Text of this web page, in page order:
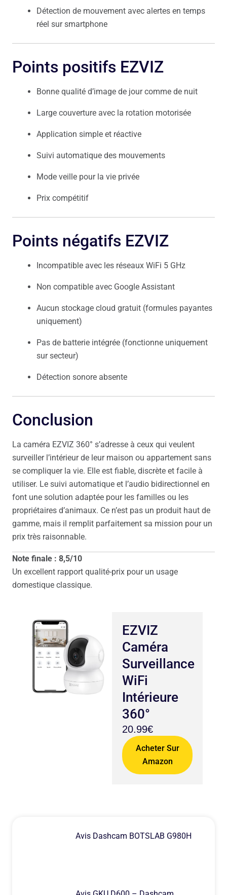
Détection de mouvement avec alertes en temps
réel sur smartphone
Points positifs EZVIZ
Bonne qualité d’image de jour comme de nuit
Large couverture avec la rotation motorisée
Application simple et réactive
Suivi automatique des mouvements
Mode veille pour la vie privée
Prix compétitif
Points négatifs EZVIZ
Incompatible avec les réseaux WiFi 5 GHz
Non compatible avec Google Assistant
Aucun stockage cloud gratuit (formules payantes
uniquement)
Pas de batterie intégrée (fonctionne uniquement
sur secteur)
Détection sonore absente
Conclusion
La caméra EZVIZ 360° s’adresse à ceux qui veulent
surveiller l’intérieur de leur maison ou appartement sans
se compliquer la vie. Elle est fiable, discrète et facile à
utiliser. Le suivi automatique et l’audio bidirectionnel en
font une solution adaptée pour les familles ou les
propriétaires d’animaux. Ce n’est pas un produit haut de
gamme, mais il remplit parfaitement sa mission pour un
prix très raisonnable.
Note finale : 8,5/10
Un excellent rapport qualité-prix pour un usage
domestique classique.
EZVIZ
Caméra
Surveillance
WiFi
Intérieure
360°
20.99€
Acheter Sur
Amazon
Avis Dashcam BOTSLAB G980H